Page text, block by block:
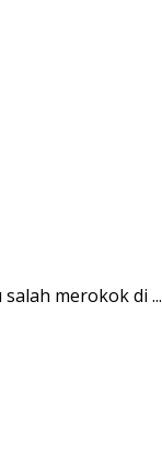
merokok di ...